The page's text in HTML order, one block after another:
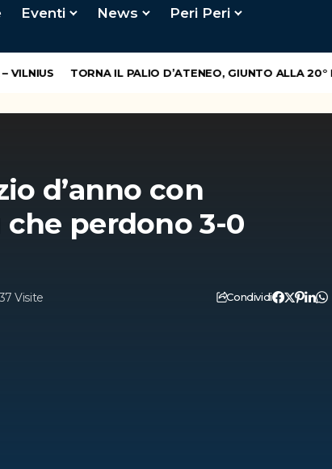
Eventi News Peri Peri
TORNA IL PALIO D’ATENEO, GIUNTO ALLA 20°
d’anno con
perdono 3-0
Visite Condividi